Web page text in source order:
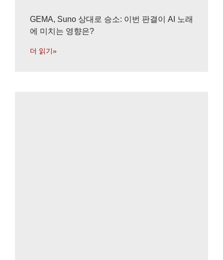
GEMA, Suno 상대로 승소: 이번 판결이 AI 노래
에 미치는 영향은?
더 읽기»